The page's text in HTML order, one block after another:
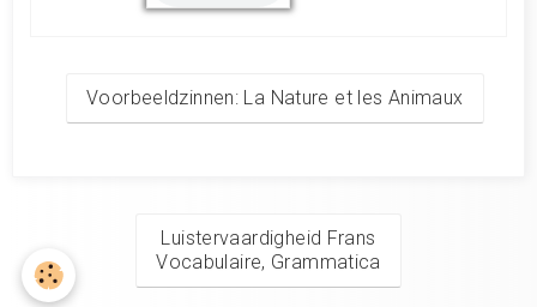
Voorbeeldzinnen: La Nature et les Animaux
Luistervaardigheid Frans
Vocabulaire, Grammatica